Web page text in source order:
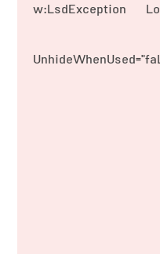
<w:LsdException